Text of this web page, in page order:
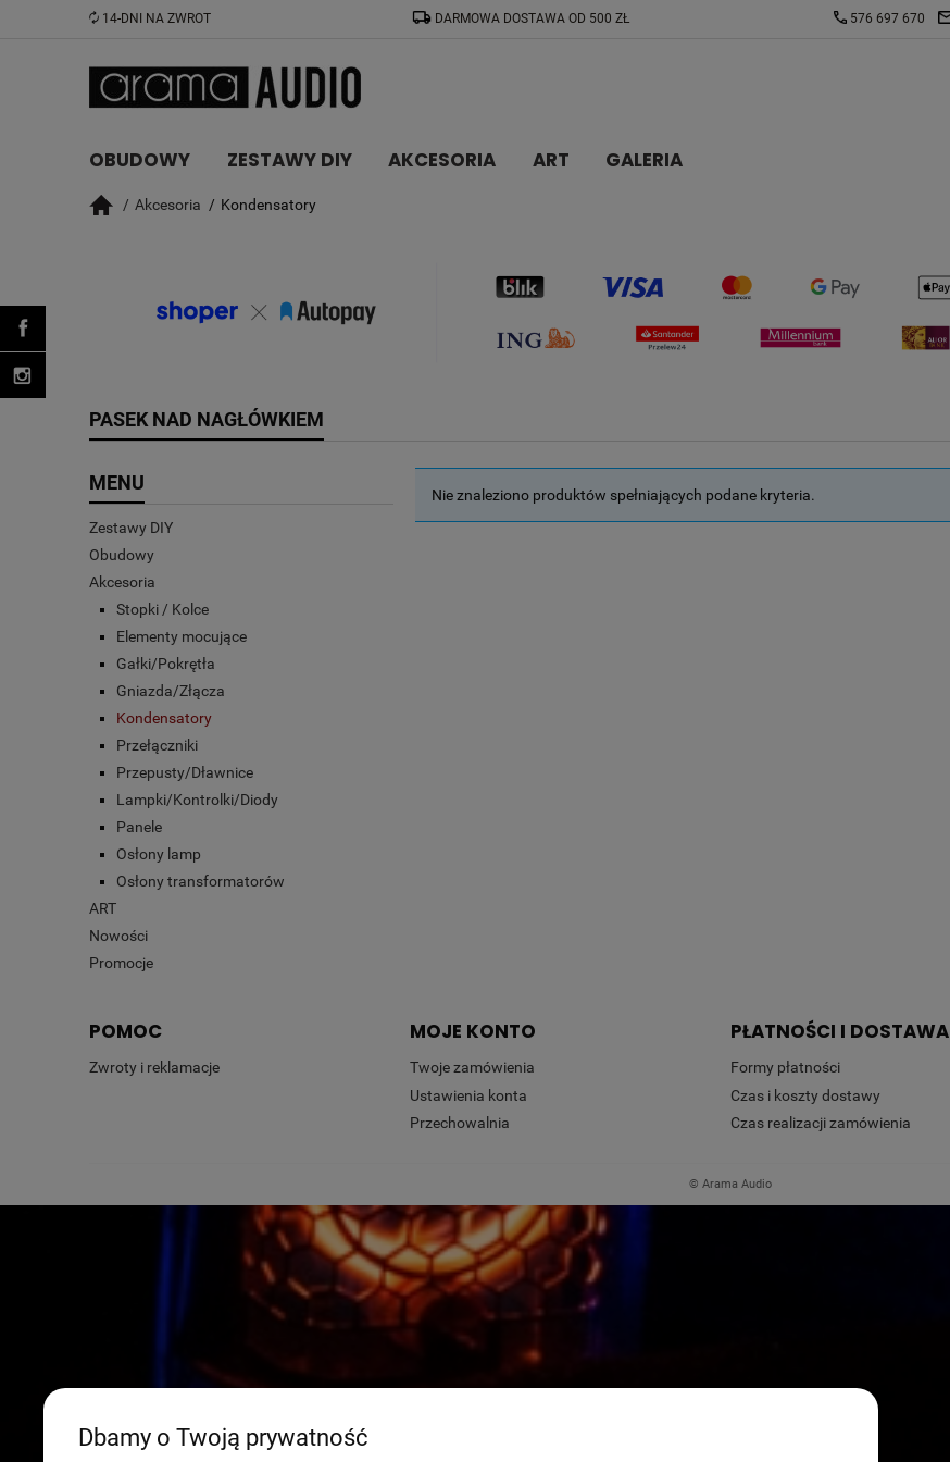
14-DNI NA ZWROT DARMOWA DOSTAWA OD 500 ZŁ 576 697 670
OBUDOWY ZESTAWY DIY AKCESORIA ART GALERIA
Akcesoria Kondensatory
PASEK NAD NAGŁÓWKIEM
MENU
Zestawy DIY
Obudowy
Akcesoria
Stopki / Kolce
Elementy mocujące
Gałki/Pokrętła
Gniazda/Złącza
Kondensatory
Przełączniki
Przepusty/Dławnice
Lampki/Kontrolki/Diody
Panele
Osłony lamp
Osłony transformatorów
ART
Nowości
Promocje
Nie znaleziono produktów spełniających podane kryteria.
POMOC
Zwroty i reklamacje
MOJE KONTO
Twoje zamówienia
Ustawienia konta
Przechowalnia
PŁATNOŚCI I DOSTAWA
Formy płatności
Czas i koszty dostawy
Czas realizacji zamówienia
© Arama Audio
Dbamy o Twoją prywatność